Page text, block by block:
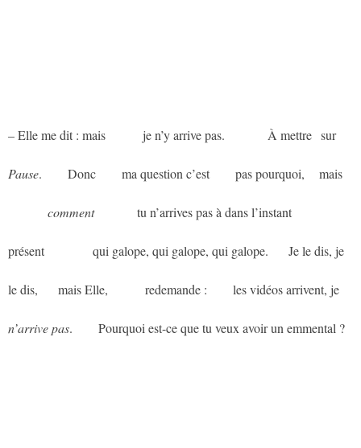
– Elle me dit : mais je n’y arrive pas. À mettre sur
Pause. Donc ma question c’est pas pourquoi, mais
comment tu n’arrives pas à dans l’instant
présent qui galope, qui galope, qui galope. Je le dis, je
le dis, mais Elle, redemande : les vidéos arrivent, je
n’arrive pas. Pourquoi est-ce que tu veux avoir un emmental ?